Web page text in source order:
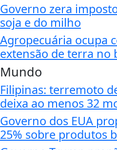
Governo zera
soja e do milho
Agropecuária ocupa
extensão de terra no
Mundo
Filipinas: terremoto
deixa ao menos 32
Governo dos EUA
25% sobre produtos